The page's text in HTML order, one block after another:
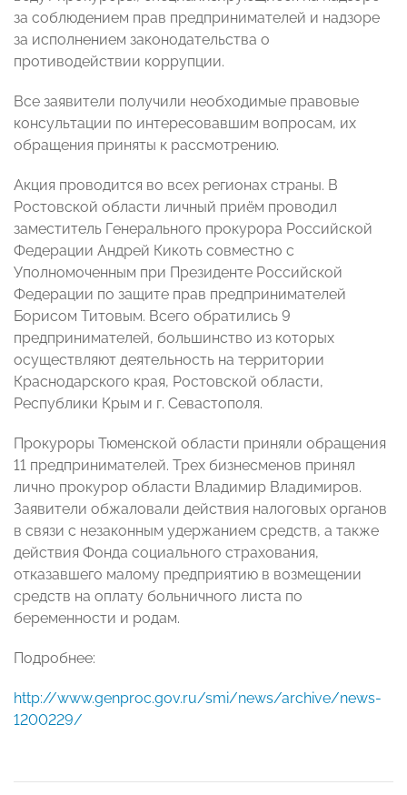
за соблюдением прав предпринимателей и надзоре
за исполнением законодательства о
противодействии коррупции.
Все заявители получили необходимые правовые
консультации по интересовавшим вопросам, их
обращения приняты к рассмотрению.
Акция проводится во всех регионах страны. В
Ростовской области личный приём проводил
заместитель Генерального прокурора Российской
Федерации Андрей Кикоть совместно с
Уполномоченным при Президенте Российской
Федерации по защите прав предпринимателей
Борисом Титовым. Всего обратились 9
предпринимателей, большинство из которых
осуществляют деятельность на территории
Краснодарского края, Ростовской области,
Республики Крым и г. Севастополя.
Прокуроры Тюменской области приняли обращения
11 предпринимателей. Трех бизнесменов принял
лично прокурор области Владимир Владимиров.
Заявители обжаловали действия налоговых органов
в связи с незаконным удержанием средств, а также
действия Фонда социального страхования,
отказавшего малому предприятию в возмещении
средств на оплату больничного листа по
беременности и родам.
Подробнее:
http://www.genproc.gov.ru/smi/news/archive/news-
1200229/